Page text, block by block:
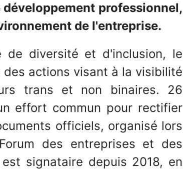
professionnel,
de l'entreprise.
de diversité et d'inclusion, le
des actions visant à la visibilité
trans et non binaires. 26
effort commun pour rectifier
officiels, organisé lors
des entreprises et des
signataire depuis 2018, en